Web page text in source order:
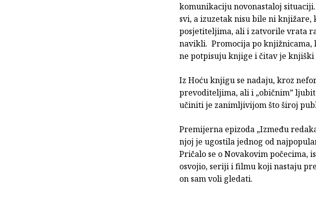
komunikaciju novonastaloj
svi, a izuzetak nisu bile ni knjižare,
posjetiteljima, ali i zatvorile vrata
navikli. Promocija po knjižnicama,
ne potpisuju knjige i čitav je knjiški
Iz Hoću knjigu se nadaju, kroz
prevoditeljima, ali i „običnim”
učiniti je zanimljivijom što široj
Premijerna epizoda „Između
njoj je ugostila jednog od
Pričalo se o Novakovim počecima,
osvojio, seriji i filmu koji nastaju
on sam voli gledati.